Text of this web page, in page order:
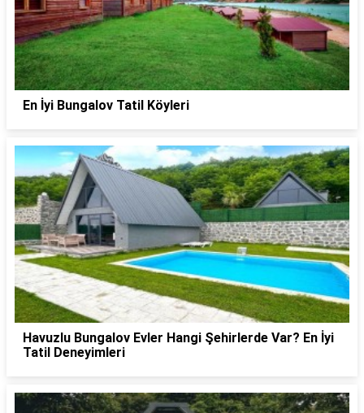
En İyi Bungalov Tatil Köyleri
Havuzlu Bungalov Evler Hangi Şehirlerde Var? En İyi
Tatil Deneyimleri